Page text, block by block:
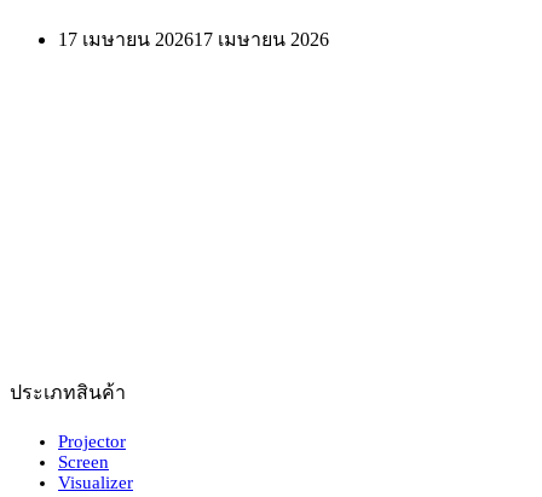
17 เมษายน 202617 เมษายน 2026
ประเภทสินค้า
Projector
Screen
Visualizer